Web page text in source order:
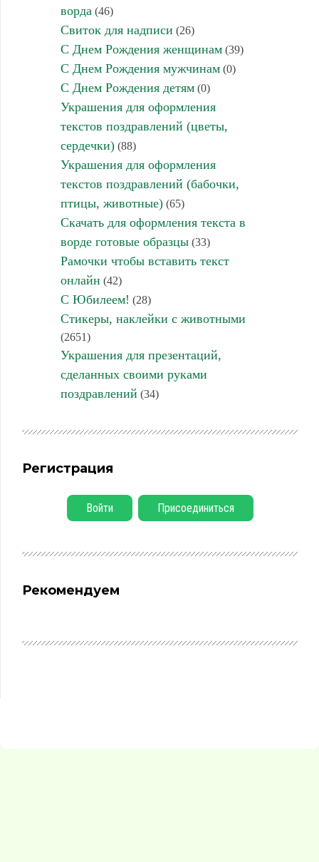
ворда (46)
Свиток для надписи (26)
С Днем Рождения женщинам(39)
С Днем Рождения мужчинам(0)
С Днем Рождения детям(0)
Украшения для оформления
текстов поздравлений (цветы,
сердечки)(88)
Украшения для оформления
текстов поздравлений (бабочки,
птицы, животные)(65)
Скачать для оформления текста в
ворде готовые образцы(33)
Рамочки чтобы вставить текст
онлайн (42)
С Юбилеем! (28)
Стикеры, наклейки с животными
(2651)
Украшения для презентаций,
сделанных своими руками
поздравлений (34)
Регистрация
Войти Присоединиться
Рекомендуем